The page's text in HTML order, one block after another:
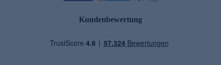
Kundenbewertung